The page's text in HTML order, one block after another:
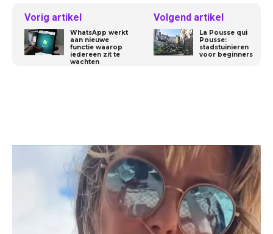
Vorig artikel
WhatsApp werkt
aan nieuwe
functie waarop
iedereen zit te
wachten
Volgend artikel
La Pousse qui
Pousse:
stadstuinieren
voor beginners